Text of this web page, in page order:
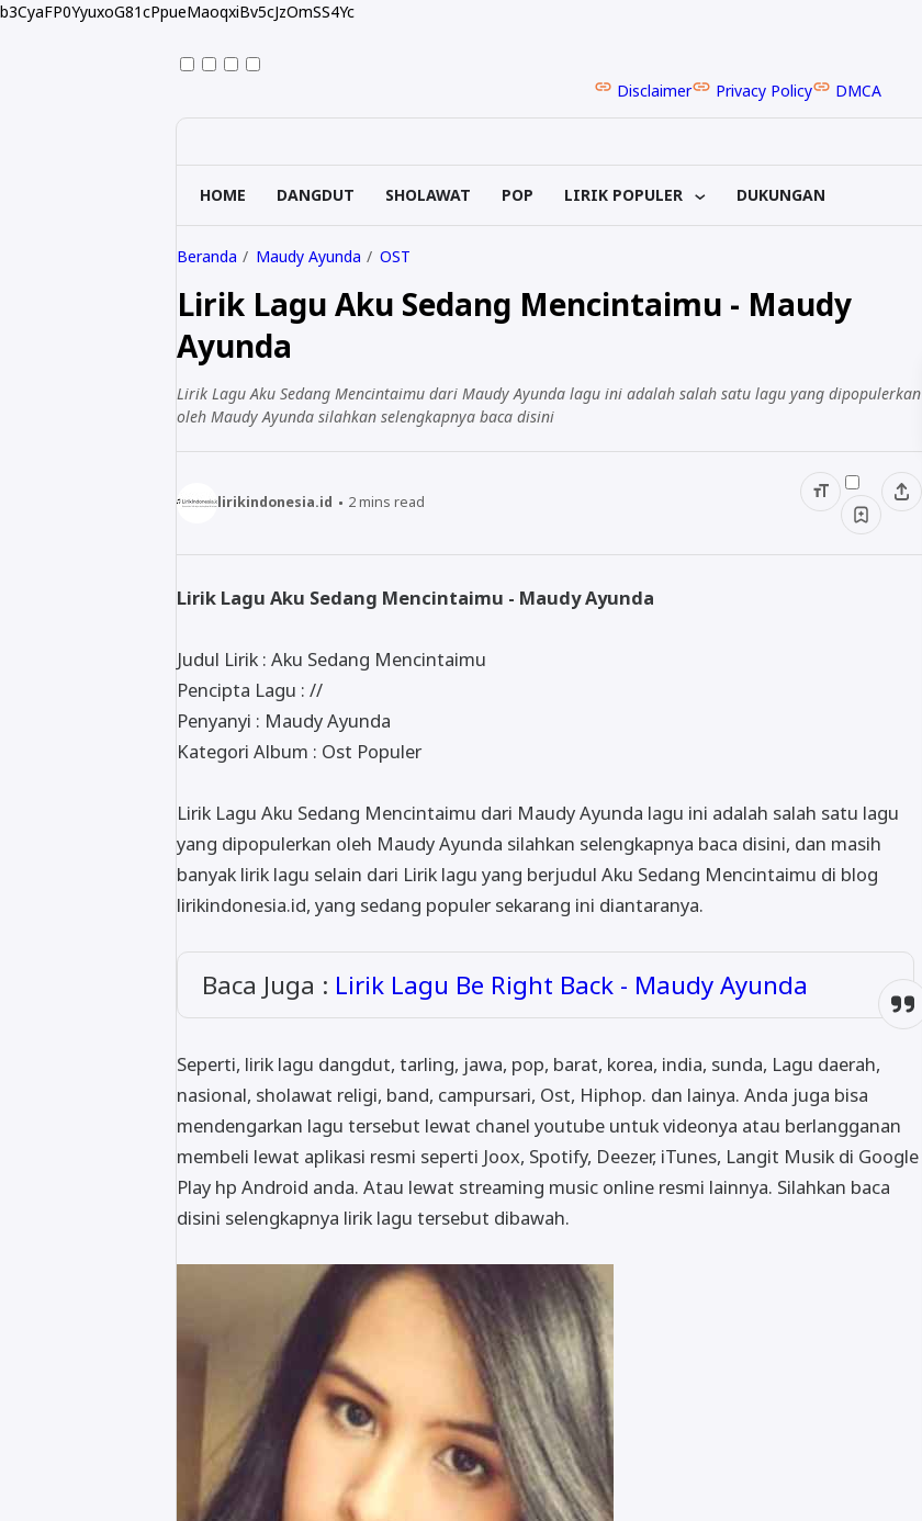
b3CyaFP0YyuxoG81cPpueMaoqxiBv5cJzOmSS4Yc
Disclaimer Privacy Policy DMCA
HOME DANGDUT SHOLAWAT POP LIRIK POPULER DUKUNGAN
Beranda Maudy Ayunda OST
Lirik Lagu Aku Sedang Mencintaimu - Maudy
Ayunda
Lirik Lagu Aku Sedang Mencintaimu dari Maudy Ayunda lagu ini adalah salah satu lagu yang dipopulerkan
oleh Maudy Ayunda silahkan selengkapnya baca disini
lirikindonesia.id 2mins read
Lirik Lagu Aku Sedang Mencintaimu - Maudy Ayunda
Judul Lirik : Aku Sedang Mencintaimu
Pencipta Lagu : //
Penyanyi : Maudy Ayunda
Kategori Album : Ost Populer
Lirik Lagu Aku Sedang Mencintaimu dari Maudy Ayunda lagu ini adalah salah satu lagu
yang dipopulerkan oleh Maudy Ayunda silahkan selengkapnya baca disini, dan masih
banyak lirik lagu selain dari Lirik lagu yang berjudul Aku Sedang Mencintaimu di blog
lirikindonesia.id, yang sedang populer sekarang ini diantaranya.
Baca Juga : Lirik Lagu Be Right Back - Maudy Ayunda
Seperti, lirik lagu dangdut, tarling, jawa, pop, barat, korea, india, sunda, Lagu daerah,
nasional, sholawat religi, band, campursari, Ost, Hiphop. dan lainya. Anda juga bisa
mendengarkan lagu tersebut lewat chanel youtube untuk videonya atau berlangganan
membeli lewat aplikasi resmi seperti Joox, Spotify, Deezer, iTunes, Langit Musik di Google
Play hp Android anda. Atau lewat streaming music online resmi lainnya. Silahkan baca
disini selengkapnya lirik lagu tersebut dibawah.